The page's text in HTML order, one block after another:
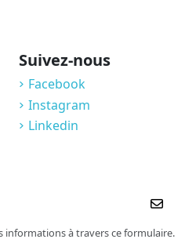
Suivez-nous
Facebook
Instagram
Linkedin
informations à travers ce formulaire.